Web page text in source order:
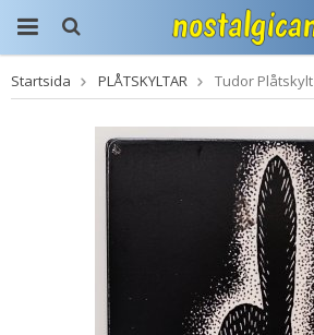
Produkten har blivit
tillagd i varukorgen
Startsida PLÅTSKYLTAR Tudor Plåtskylt